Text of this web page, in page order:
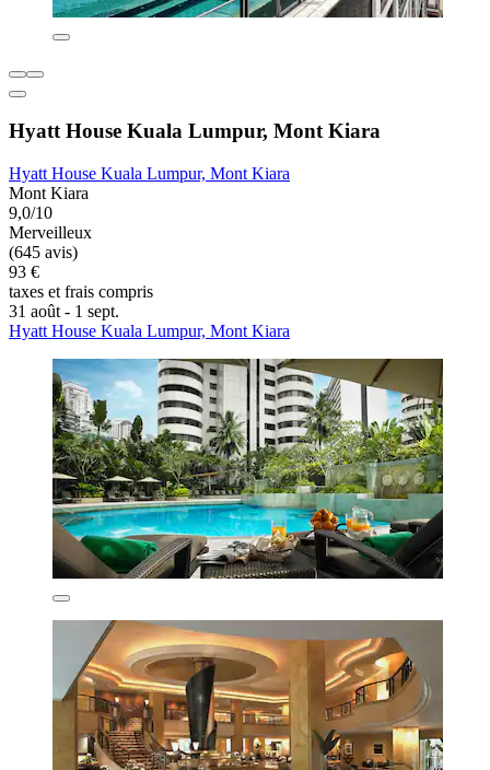
Hyatt House Kuala Lumpur, Mont Kiara
Hyatt House Kuala Lumpur, Mont Kiara
Mont Kiara
9,0/10
Merveilleux
(645 avis)
93 €
taxes et frais compris
31 août - 1 sept.
Hyatt House Kuala Lumpur, Mont Kiara